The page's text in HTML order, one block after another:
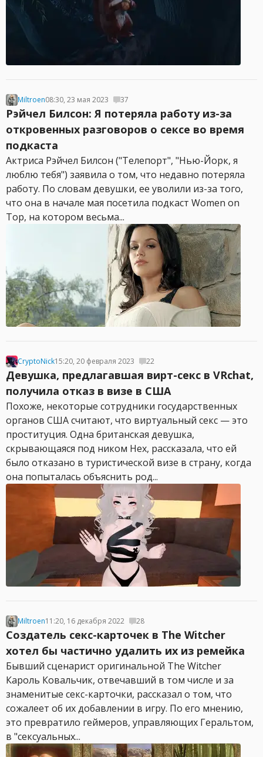
Miltroen08:30, 23 мая 2023 37
Рэйчел Билсон: Я потеряла работу из-за
откровенных разговоров о сексе во время
подкаста
Актриса Рэйчел Билсон ("Телепорт", "Нью-Йорк, я
люблю тебя") заявила о том, что недавно потеряла
работу. По словам девушки, ее уволили из-за того,
что она в начале мая посетила подкаст Women on
Top, на котором весьма...
CryptoNick15:20, 20 февраля 2023 22
Девушка, предлагавшая вирт-секс в VRchat,
получила отказ в визе в США
Похоже, некоторые сотрудники государственных
органов США считают, что виртуальный секс — это
проституция. Одна британская девушка,
скрывающаяся под ником Hex, рассказала, что ей
было отказано в туристической визе в страну, когда
она попыталась объяснить род...
Miltroen11:20, 16 декабря 2022 28
Создатель секс-карточек в The Witcher
хотел бы частично удалить их из ремейка
Бывший сценарист оригинальной The Witcher
Кароль Ковальчик, отвечавший в том числе и за
знаменитые секс-карточки, рассказал о том, что
сожалеет об их добавлении в игру. По его мнению,
это превратило геймеров, управляющих Геральтом,
в "сексуальных...